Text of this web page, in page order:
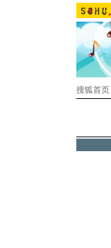
搜狐首页